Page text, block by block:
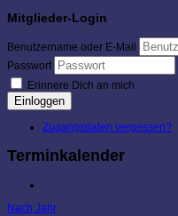
Mitglieder-Login
Benutzername oder E-Mail
Passwort
Erinnere Dich an mich
Einloggen
Zugangsdaten vergessen?
Terminkalender
Nach Jahr